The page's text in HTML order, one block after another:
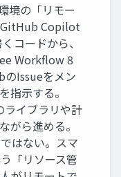
境の「リモー
GitHub Copilot
コードから、
Workflow 8
Issueをメン
指示する。
イブラリや計
がら進める。
はない。スマ
「リソース管